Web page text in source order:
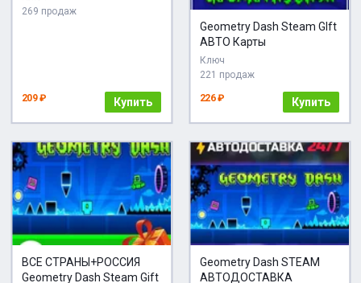
269 продаж
209 ₽ Купить
Geometry Dash Steam GIft
АВТО Карты
Ключ
221 продаж
226 ₽ Купить
ВСЕ СТРАНЫ+РОССИЯ
Geometry Dash Steam Gift
Geometry Dash STEAM
АВТОДОСТАВКА